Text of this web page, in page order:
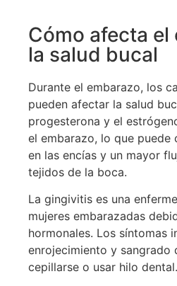
Cómo afecta el
la salud bucal
Durante el embarazo, los
pueden afectar la salud
progesterona y el
el embarazo, lo que puede
en las encías y un mayor
tejidos de la boca.
La gingivitis es una
mujeres embarazadas
hormonales. Los síntomas
enrojecimiento y sangrado
cepillarse o usar hilo dental.